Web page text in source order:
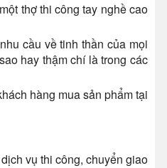
thợ thi công tay nghề cao
cầu về tinh thần của mọi
hay thậm chí là trong các
hàng mua sản phẩm tại
vụ thi công, chuyển giao